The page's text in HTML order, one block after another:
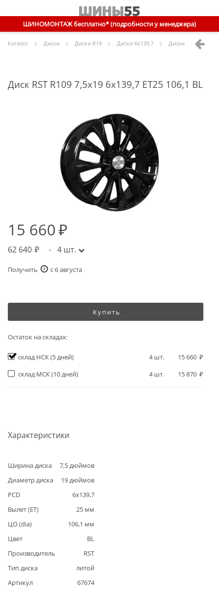
ШИНОМОНТАЖ бесплатно* (подробности у менеджера)
Каталог Диски Диски R19 Диски 6x139,7 Диски 19 6x139,7
Диск RST R109 7,5x19 6x139,7 ET25 106,1 BL
Характеристики
Ширина диска 7,5дюймов
Диаметр диска
19дюймов
PCD
6x139,7
Вылет (ET)
25 мм
ЦО (dia)
106,1 мм
Цвет
BL
Производитель
RST
Тип диска
литой
Артикул
67674
15 660
62 640 - 4 шт.
Получить c 6 августа
Купить
Остаток на складах:
склад НСК(5 дней) 4шт.
15 660
склад МСК(10 дней) 4шт. 15 870